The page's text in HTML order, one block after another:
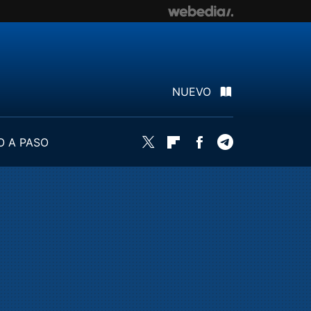
NUEVO
A PASO Twitter FlipboardFacebook